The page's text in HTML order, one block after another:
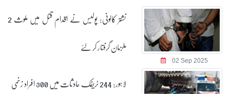
02 Sep 2025
نشتر کالونی: پولیس نے اقدام قتل میں ملوث 2
ملزمان گرفتار کر لئے
لاہور: 244 ٹریفک حادثات میں 300 افراد زخمی